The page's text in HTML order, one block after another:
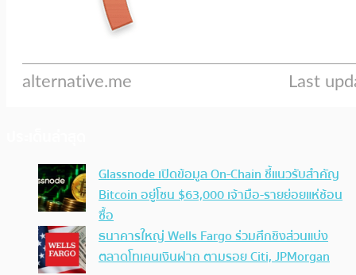
Glassnode เปิดข้อมูล On-Chain ชี้แนวรับสำคัญ
Bitcoin อยู่โซน $63,000 เจ้ามือ-รายย่อยแห่ช้อน
ซื้อ
ธนาคารใหญ่ Wells Fargo ร่วมศึกชิงส่วนแบ่ง
ตลาดโทเคนเงินฝาก ตามรอย Citi, JPMorgan